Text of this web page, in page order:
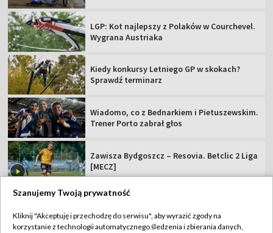
LGP: Kot najlepszy z Polaków w Courchevel.
Wygrana Austriaka
Kiedy konkursy Letniego GP w skokach?
Sprawdź terminarz
Wiadomo, co z Bednarkiem i Pietuszewskim.
Trener Porto zabrał głos
Zawisza Bydgoszcz – Resovia. Betclic 2 Liga
[MECZ]
Szanujemy Twoją prywatność
Kliknij "Akceptuję i przechodzę do serwisu", aby wyrazić zgody na
korzystanie z technologii automatycznego śledzenia i zbierania danych,